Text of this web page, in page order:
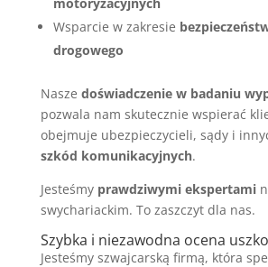
Wsparcie w zakresie
drogowego
Nasze doświadczenie w badaniu
pozwala nam skutecznie wspierać
obejmuje ubezpieczycieli, sądy i
szkód komunikacyjnych.
Jesteśmy prawdziwymi ekspertami
swychariackim. To zaszczyt dla nas.
Szybka i niezawodna ocena
Jesteśmy szwajcarską firmą, która